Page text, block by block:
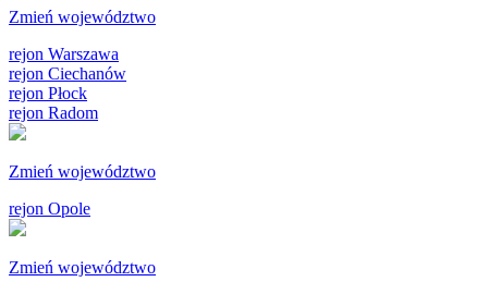
Zmień województwo
rejon Warszawa
rejon Ciechanów
rejon Płock
rejon Radom
Zmień województwo
rejon Opole
Zmień województwo